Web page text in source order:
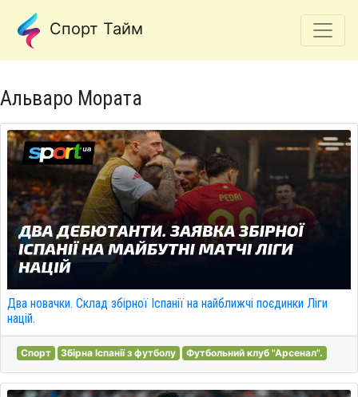
Спорт Тайм
Альваро Мората
Два новачки. Склад збірної Іспанії на найближчі поєдинки Ліги
націй.
Спорт Збірна Іспанії з футболу Футбольний клуб "Арсенал".